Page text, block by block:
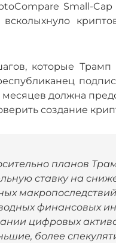
Small-
всколыхнуло
которые
должна
создание
планов
ставку на
финансовых
цифровых
более